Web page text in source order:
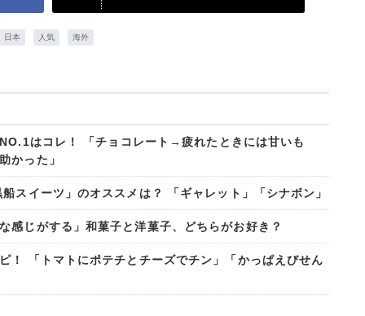
日本 人気 海外
はコレ！ 「チョコレート→疲れたときには甘いも
かった」
スイーツ」のオススメは？ 「ギャレット」「シナボン」
感じがする」和菓子と洋菓子、どちらがお好き？
！ 「トマトにポテチとチーズでチン」「かっぱえびせん